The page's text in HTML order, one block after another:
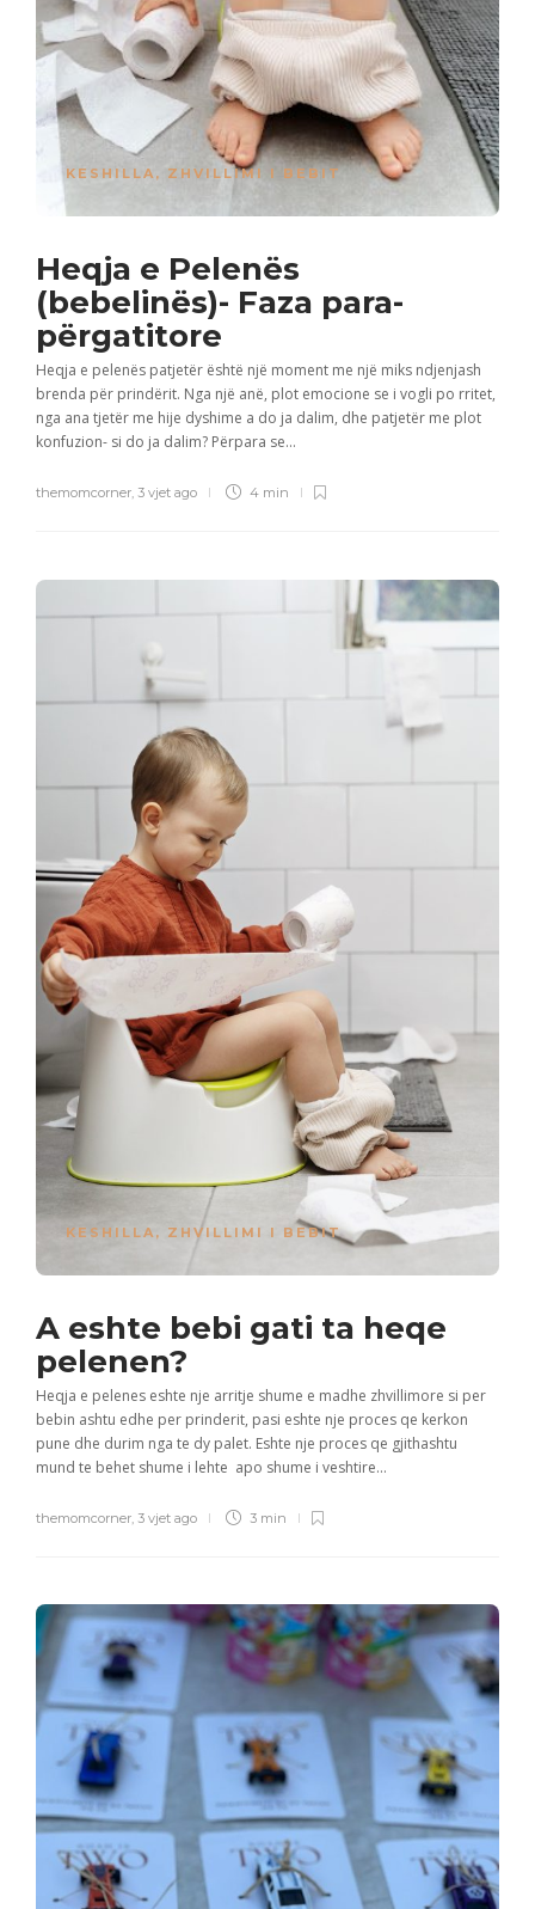
KESHILLA , ZHVILLIMI I BEBIT
Heqja e Pelenës
(bebelinës)- Faza para-
përgatitore
Heqja e pelenës patjetër është një moment me një miks ndjenjash
brenda për prindërit. Nga një anë, plot emocione se i vogli po rritet,
nga ana tjetër me hije dyshime a do ja dalim, dhe patjetër me plot
konfuzion- si do ja dalim? Përpara se...
themomcorner 3 vjet ago 4 min
KESHILLA , ZHVILLIMI I BEBIT
A eshte bebi gati ta heqe
pelenen?
Heqja e pelenes eshte nje arritje shume e madhe zhvillimore si per
bebin ashtu edhe per prinderit, pasi eshte nje proces qe kerkon
pune dhe durim nga te dy palet. Eshte nje proces qe gjithashtu
mund te behet shume i lehte apo shume i veshtire...
themomcorner 3 vjet ago 3 min